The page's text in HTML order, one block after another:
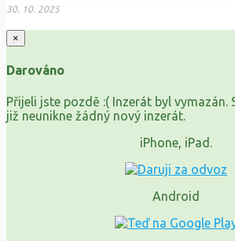
30. 10. 2025
×
Darováno
Přijeli jste pozdě :( Inzerát byl vymazán.
již neunikne žádný nový inzerát.
iPhone, iPad.
Android